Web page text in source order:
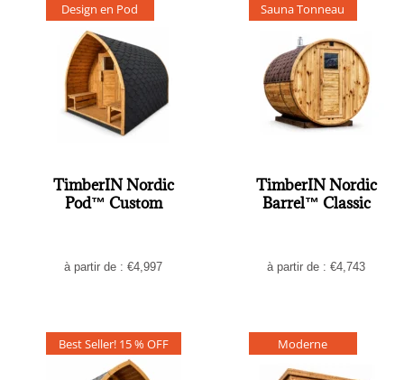
Design en Pod
TimberIN Nordic
Pod™ Custom
à partir de : €4,997
Sauna Tonneau
TimberIN Nordic
Barrel™ Classic
à partir de : €4,743
Best Seller! 15 % OFF Moderne